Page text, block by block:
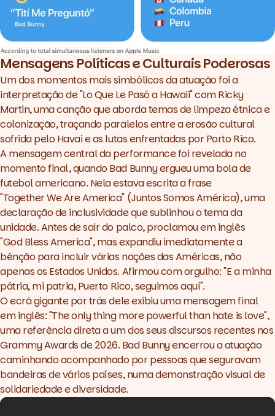
Mensagens Políticas e Culturais Poderosas
Um dos momentos mais simbólicos da atuação foi a
interpretação de "Lo Que Le Pasó a Hawaii" com Ricky
Martin, uma canção que aborda temas de limpeza étnica e
colonização, traçando paralelos entre a erosão cultural
sofrida pelo Havai e as lutas enfrentadas por Porto Rico.
A mensagem central da performance foi revelada no
momento final, quando Bad Bunny ergueu uma bola de
futebol americano. Nela estava escrita a frase
"Together We Are America" (Juntos Somos América), uma
declaração de inclusividade que sublinhou o tema da
unidade. Antes de sair do palco, proclamou em inglês
"God Bless America", mas expandiu imediatamente a
bênção para incluir várias nações das Américas, não
apenas os Estados Unidos. Afirmou com orgulho: "E a minha
pátria, mi patria, Puerto Rico, seguimos aquí".
O ecrã gigante por trás dele exibiu uma mensagem final
em inglês: "The only thing more powerful than hate is love",
uma referência direta a um dos seus discursos recentes nos
Grammy Awards de 2026. Bad Bunny encerrou a atuação
caminhando acompanhado por pessoas que seguravam
bandeiras de vários países, numa demonstração visual de
solidariedade e diversidade.